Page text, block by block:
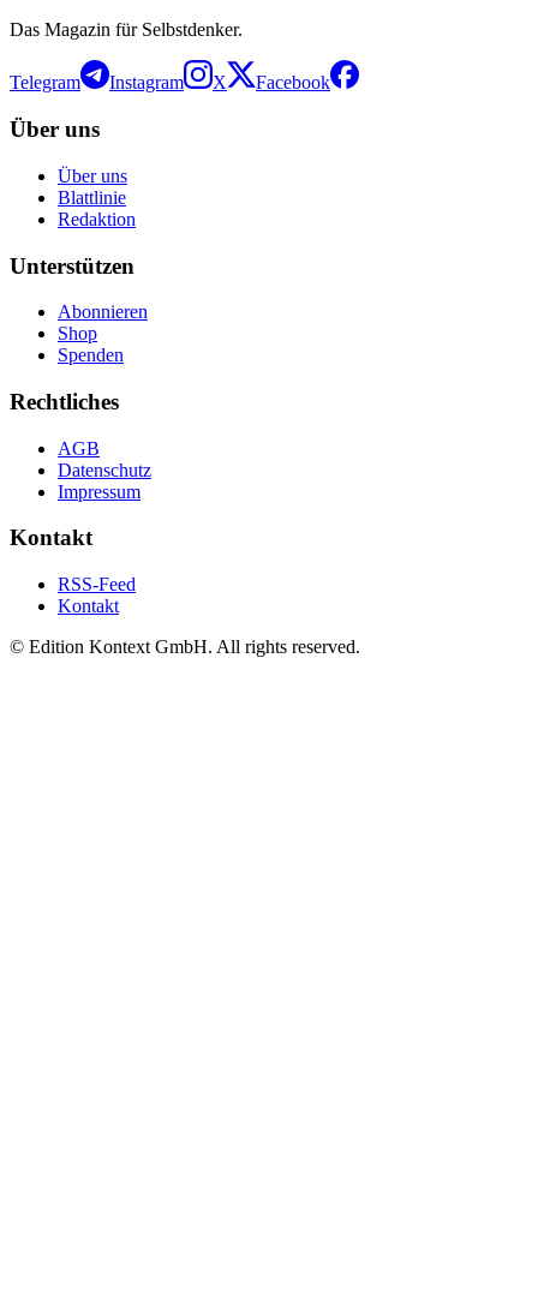
Das Magazin für Selbstdenker.
Telegram Instagram X Facebook
Über uns
Über uns
Blattlinie
Redaktion
Unterstützen
Abonnieren
Shop
Spenden
Rechtliches
AGB
Datenschutz
Impressum
Kontakt
RSS-Feed
Kontakt
© Edition Kontext GmbH. All rights reserved.